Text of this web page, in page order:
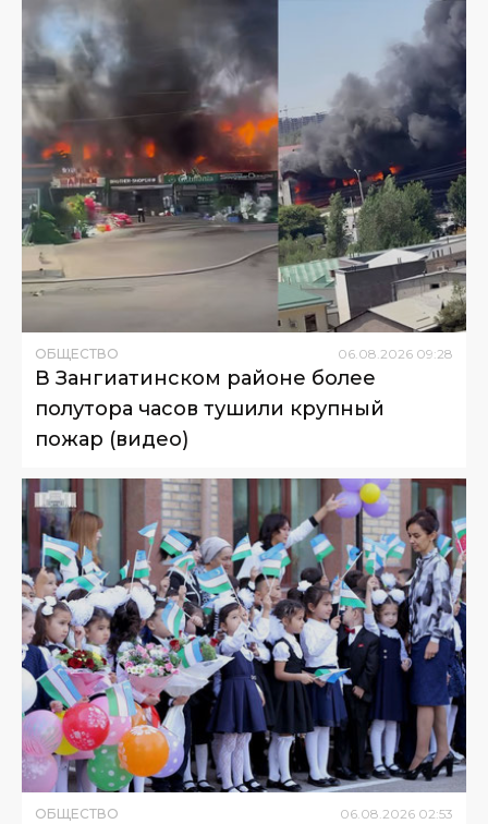
ОБЩЕСТВО 06 08 2026 09:28
В Зангиатинском районе более
полутора часов тушили крупный
пожар (видео)
ОБЩЕСТВО 06.08.2026 02:53